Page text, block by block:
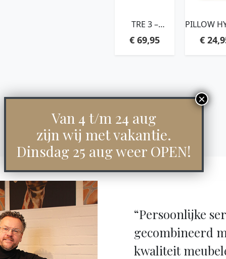
TRE 3 –
€ 69,95
PILLOW
€
“Persoonlijke
gecombineerd
kwaliteit
Van 4 t/m 24 aug
zijn wij met vakantie.
Dinsdag 25 aug weer OPEN!